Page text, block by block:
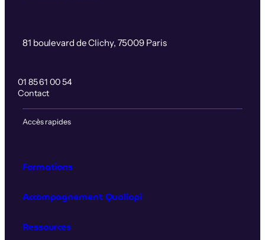
81 boulevard de Clichy, 75009 Paris
01 85 61 00 54
Contact
Accès rapides
Formations
Accompagnement Qualiopi
Ressources